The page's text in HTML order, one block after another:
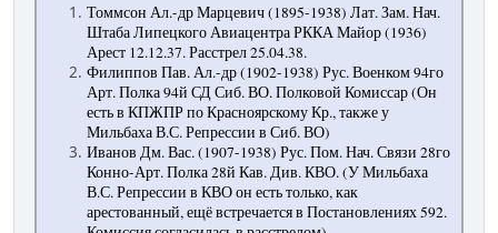
Томмсон Ал.-др Марцевич (1895-1938) Лат. Зам. Нач.
Штаба Липецкого Авиацентра РККА Майор (1936)
Арест 12.12.37. Расстрел 25.04.38.
Филиппов Пав. Ал.-др (1902-1938) Рус. Военком 94го
Арт. Полка 94й СД Сиб. ВО. Полковой Комиссар (Он
есть в КПЖПР по Красноярскому Кр., также у
Мильбаха В.С. Репрессии в Сиб. ВО)
Иванов Дм. Вас. (1907-1938) Рус. Пом. Нач. Связи 28го
Конно-Арт. Полка 28й Кав. Див. КВО. (У Мильбаха
В.С. Репрессии в КВО он есть только, как
арестованный, ещё встречается в Постановлениях 592.